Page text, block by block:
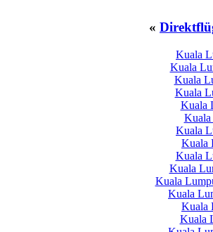
«
Kuala
Kuala
Kuala
Kuala
Kuala
Kuala
Kuala
Kuala
Kuala
Kuala
Kuala
Kuala
Kuala